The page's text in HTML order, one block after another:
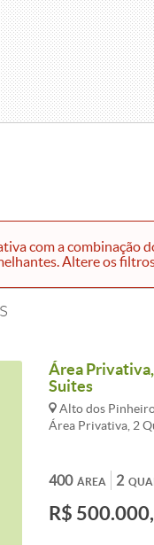
com a combinação
Altere os
Área Privativa,
Suites
Alto dos
Área Privativa, 2
ÁREA
400 2
R$